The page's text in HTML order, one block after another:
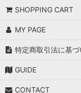
200年後の君へ 〜
地球医学アイテムのオ
SHOPPING CART
MY PAGE
特定商取引法に基
GUIDE
CONTACT